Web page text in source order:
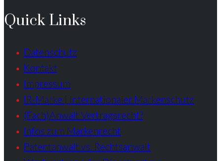
Quick Links
Datenschutz
Kontakt
Impressum
IR-Marke | Internationaler Markenschutz
(Fach)Anwalt Vertragsrecht?
Infos zum Markenrecht
Patentanwalt vs. Rechtsanwalt